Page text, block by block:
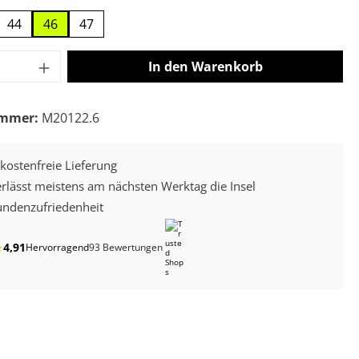
44 46 47
Anzahl: Gib den gewünschten Wert
In den Warenkorb
M20122.6
Lieferung
meistens am nächsten Werktag die Insel
4,91Hervorragend93 Bewertungen